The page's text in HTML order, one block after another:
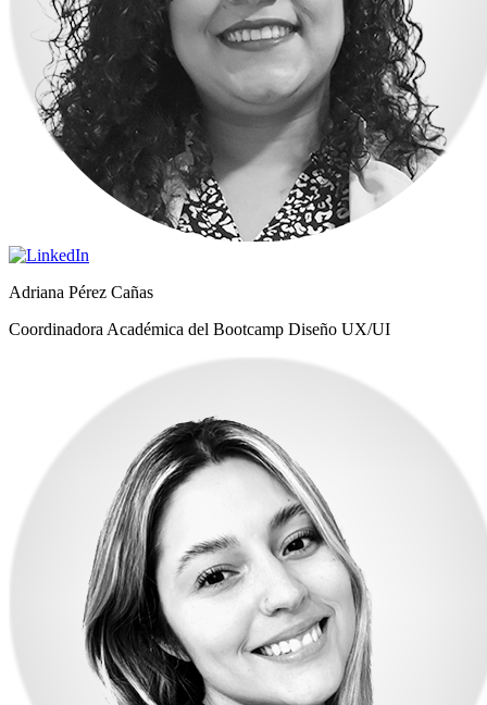
Adriana Pérez Cañas
Coordinadora Académica del Bootcamp Diseño UX/UI